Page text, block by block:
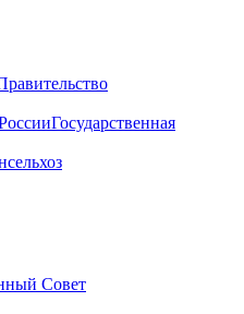
Государственная
Совет